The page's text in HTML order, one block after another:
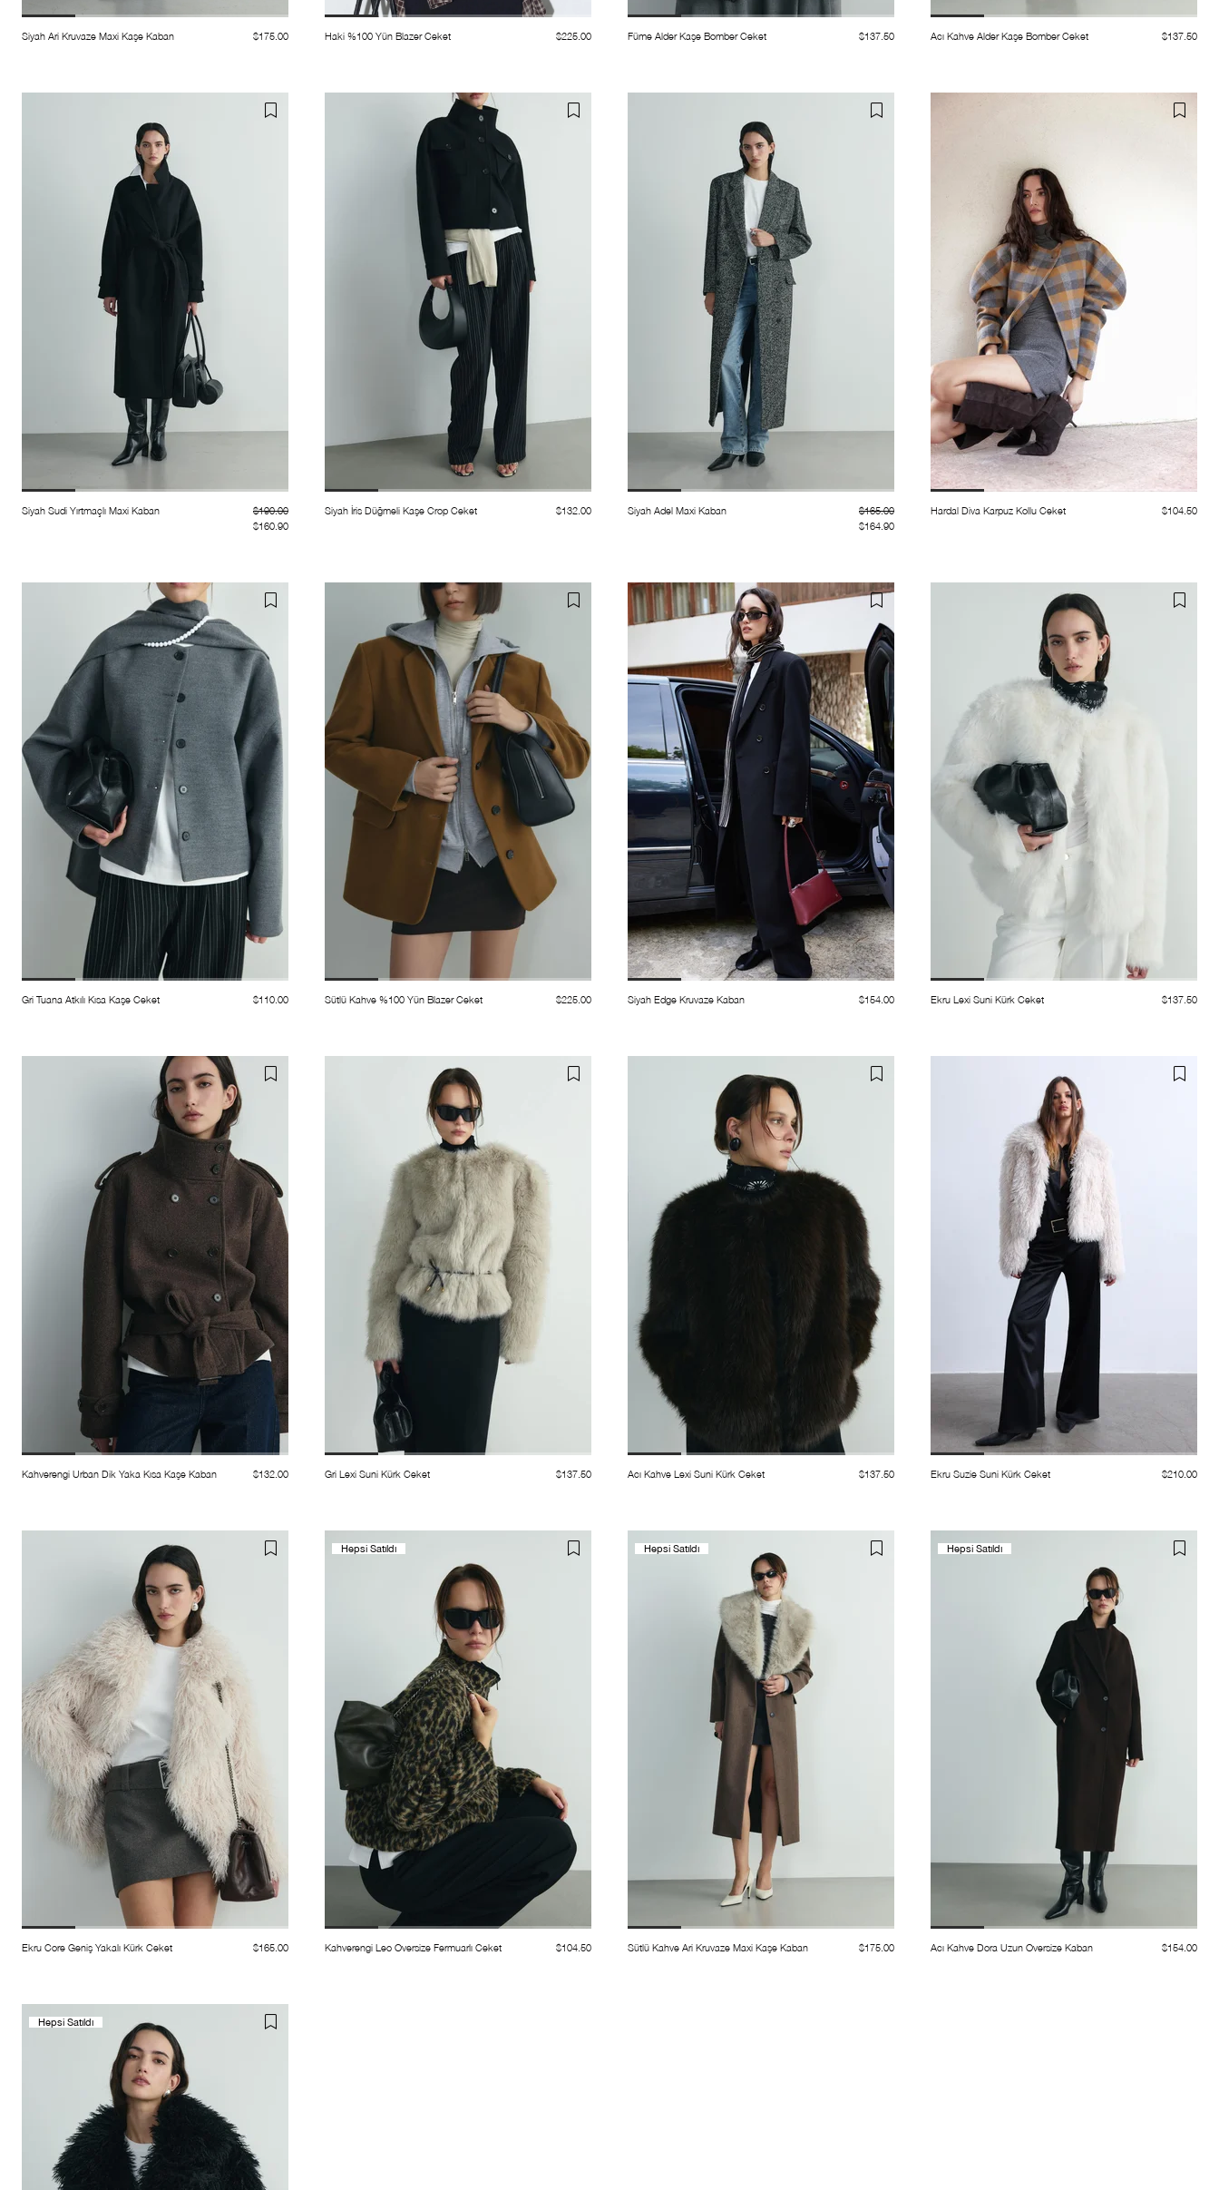
Siyah Ari Kruvaze Maxi Kaşe Kaban $175.00 Haki %100 Yün Blazer Ceket $225.00 Füme Alder Kaşe Bomber Ceket $137.50 Acı Kahve Alder Kaşe Bomber Ceket $137.50
Siyah Sudi Yırtmaçlı Maxi Kaban
$160.90
$190.00 Siyah İris Düğmeli Kaşe Crop Ceket $132.00
Siyah Adel Maxi Kaban
$164.90
$165.00 Hardal Diva Karpuz Kollu Ceket $104.50
Gri Tuana Atkılı Kısa Kaşe Ceket $110.00 Sütlü Kahve %100 Yün Blazer Ceket $225.00 Siyah Edge Kruvaze Kaban $154.00 Ekru Lexi Suni Kürk Ceket $137.50
Kahverengi Urban Dik Yaka Kısa Kaşe Kaban $132.00 Gri Lexi Suni Kürk Ceket $137.50 Acı Kahve Lexi Suni Kürk Ceket $137.50 Ekru Suzie Suni Kürk Ceket $210.00
Ekru Core Geniş Yakalı Kürk Ceket $165.00
Hepsi Satıldı
Kahverengi Leo Oversize Fermuarlı Ceket $104.50
Hepsi Satıldı
Sütlü Kahve Ari Kruvaze Maxi Kaşe Kaban $175.00
Hepsi Satıldı
Acı Kahve Dora Uzun Oversize Kaban $154.00
Hepsi Satıldı